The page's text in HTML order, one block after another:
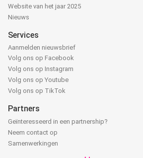
Website van het jaar 2025
Nieuws
Services
Aanmelden nieuwsbrief
Volg ons op Facebook
Volg ons op Instagram
Volg ons op Youtube
Volg ons op TikTok
Partners
Geïnteresseerd in een partnership?
Neem contact op
Samenwerkingen